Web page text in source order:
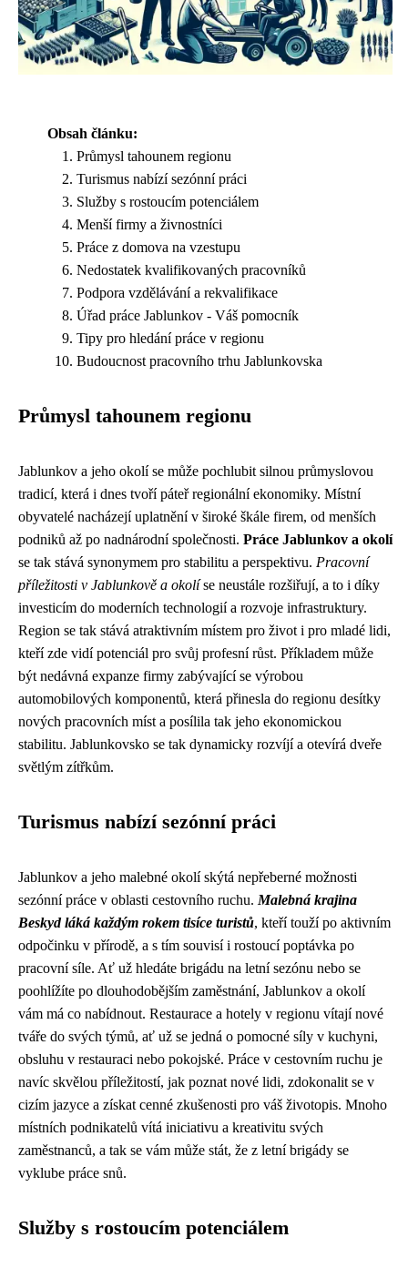
Obsah článku:
Průmysl tahounem regionu
Turismus nabízí sezónní práci
Služby s rostoucím potenciálem
Menší firmy a živnostníci
Práce z domova na vzestupu
Nedostatek kvalifikovaných pracovníků
Podpora vzdělávání a rekvalifikace
Úřad práce Jablunkov - Váš pomocník
Tipy pro hledání práce v regionu
Budoucnost pracovního trhu Jablunkovska
Průmysl tahounem regionu
Jablunkov a jeho okolí se může pochlubit silnou průmyslovou
tradicí, která i dnes tvoří páteř regionální ekonomiky. Místní
obyvatelé nacházejí uplatnění v široké škále firem, od menších
podniků až po nadnárodní společnosti. Práce Jablunkov a okolí
se tak stává synonymem pro stabilitu a perspektivu. Pracovní
příležitosti v Jablunkově a okolíse neustále rozšiřují, a to i díky
investicím do moderních technologií a rozvoje infrastruktury.
Region se tak stává atraktivním místem pro život i pro mladé lidi,
kteří zde vidí potenciál pro svůj profesní růst. Příkladem může
být nedávná expanze firmy zabývající se výrobou
automobilových komponentů, která přinesla do regionu desítky
nových pracovních míst a posílila tak jeho ekonomickou
stabilitu. Jablunkovsko se tak dynamicky rozvíjí a otevírá dveře
světlým zítřkům.
Turismus nabízí sezónní práci
Jablunkov a jeho malebné okolí skýtá nepřeberné možnosti
sezónní práce v oblasti cestovního ruchu. Malebná krajina
Beskyd láká každým rokem tisíce turistů, kteří touží po aktivním
odpočinku v přírodě, a s tím souvisí i rostoucí poptávka po
pracovní síle. Ať už hledáte brigádu na letní sezónu nebo se
poohlížíte po dlouhodobějším zaměstnání, Jablunkov a okolí
vám má co nabídnout. Restaurace a hotely v regionu vítají nové
tváře do svých týmů, ať už se jedná o pomocné síly v kuchyni,
obsluhu v restauraci nebo pokojské. Práce v cestovním ruchu je
navíc skvělou příležitostí, jak poznat nové lidi, zdokonalit se v
cizím jazyce a získat cenné zkušenosti pro váš životopis. Mnoho
místních podnikatelů vítá iniciativu a kreativitu svých
zaměstnanců, a tak se vám může stát, že z letní brigády se
vyklube práce snů.
Služby s rostoucím potenciálem